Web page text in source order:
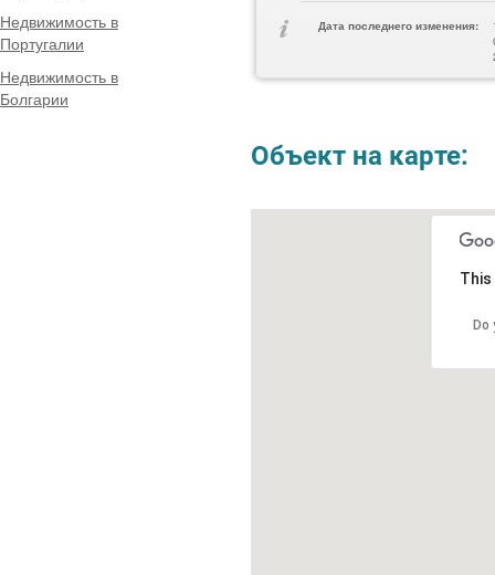
Недвижимость в
Португалии
Недвижимость в
Болгарии
Дата последнего изменения:
Объект на карте:
This